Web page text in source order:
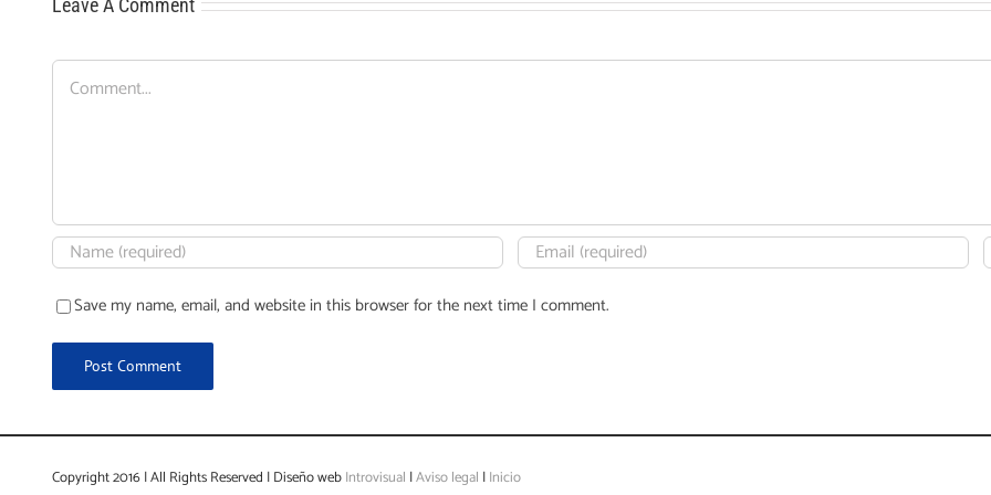
Leave A Comment
Comment
Save my name, email, and website in this browser for the next time I comment.
Copyright 2016 | All Rights Reserved | Diseño webIntrovisual |Aviso legal |Inicio